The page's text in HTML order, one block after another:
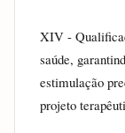
XIV -
saúde,
estimulação
projeto